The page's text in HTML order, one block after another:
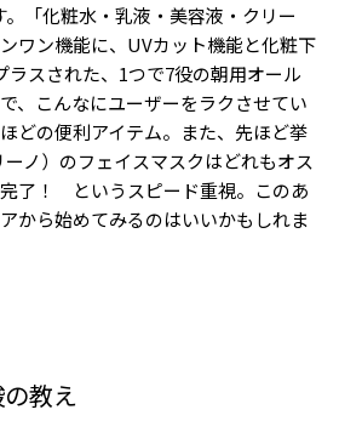
「化粧水・乳液・美容液・クリー
ワン機能に、UVカット機能と化粧下
ラスされた、1つで7役の朝用オール
、こんなにユーザーをラクさせてい
どの便利アイテム。また、先ほど挙
ノ）のフェイスマスクはどれもオス
了！ というスピード重視。このあ
から始めてみるのはいいかもしれま
教え